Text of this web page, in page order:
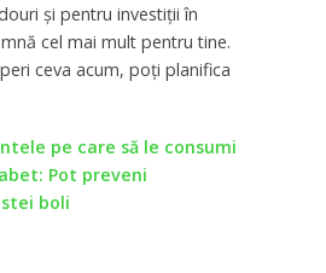
și pentru investiții în
cel mai mult pentru tine.
ceva acum, poți planifica
pe care să le consumi
Pot preveni
boli